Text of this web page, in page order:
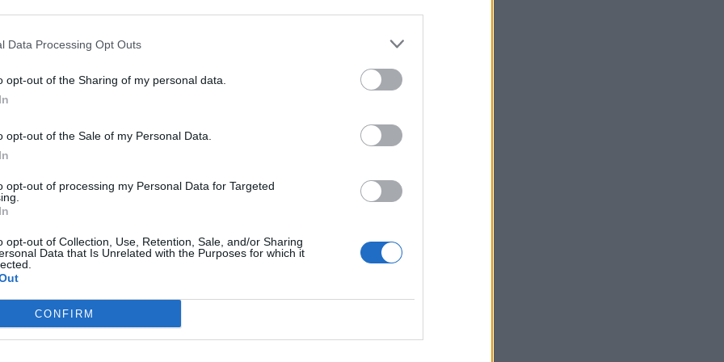
Data Processing Opt Outs
opt-out of the Sharing of my personal data.
opt-out of the Sale of my Personal Data.
opt-out of processing my Personal Data for Targeted
opt-out of Collection, Use, Retention, Sale, and/or Sharing
Data that Is Unrelated with the Purposes for which it
CONFIRM
αμφιβόλου αξίας και χρησιμότητας έργων,
κρατώντας ως προμήθεια το 2,5%
νοικοκυριών, θέλει να φορτώσει η
την ύδρευση, αποχέτευση, άρδευση και
γίνει στο παρελθόν, είτε είναι σε φάση
στο μέλλον, καθώς στα νέα τιμολόγια
και το κόστος απόσβεσης αυτών των
συνολικά και σ' αυτό το αντιλαϊκό μέτρο
και ο «πρόθυμος» για όλα και
με την γενικότερη πολιτική τους, η
αγροτικό τομέα, στοχεύει στην
παραγωγής και της εμπορίας των